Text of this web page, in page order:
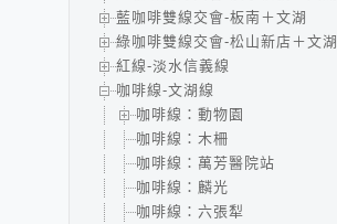
藍咖啡雙線交會-板南＋文湖
綠咖啡雙線交會-松山新店＋文湖
紅線-淡水信義線
咖啡線-文湖線
咖啡線：動物園
咖啡線：木柵
咖啡線：萬芳醫院站
咖啡線：麟光
咖啡線：六張犁